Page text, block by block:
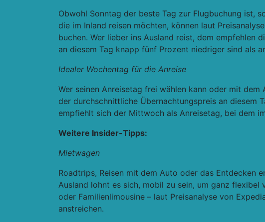
Obwohl Sonntag der beste Tag zur Flugbuchung ist,
die im Inland reisen möchten, können laut
buchen. Wer lieber ins Ausland reist, dem empfehlen
an diesem Tag knapp fünf Prozent niedriger sind als
Idealer Wochentag für die Anreise
Wer seinen Anreisetag frei wählen kann oder mit
der durchschnittliche Übernachtungspreis an diesem
empfiehlt sich der Mittwoch als Anreisetag, bei dem
Weitere Insider-Tipps:
Mietwagen
Roadtrips, Reisen mit dem Auto oder das Entdecken
Ausland lohnt es sich, mobil zu sein, um ganz
oder Familienlimousine – laut Preisanalyse von
anstreichen.